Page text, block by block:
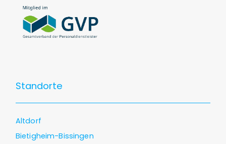
Standorte
Altdorf
Bietigheim-Bissingen